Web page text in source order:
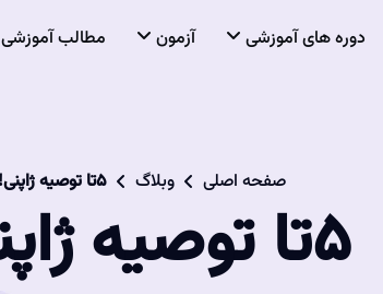
دوره های آموزشی آزمون مطالب آموزشی
صفحه اصلی وبلاگ 5تا توصیه ژاپنی!
5تا توصیه ژاپنی!